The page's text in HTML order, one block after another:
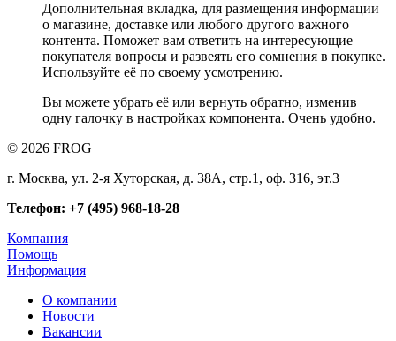
Дополнительная вкладка, для размещения информации
о магазине, доставке или любого другого важного
контента. Поможет вам ответить на интересующие
покупателя вопросы и развеять его сомнения в покупке.
Используйте её по своему усмотрению.
Вы можете убрать её или вернуть обратно, изменив
одну галочку в настройках компонента. Очень удобно.
© 2026 FROG
г. Москва, ул. 2-я Хуторская, д. 38А, стр.1, оф. 316, эт.3
Телефон: +7 (495) 968-18-28
Компания
Помощь
Информация
О компании
Новости
Вакансии